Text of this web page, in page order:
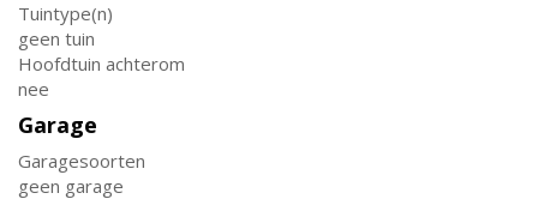
Tuintype(n)
geen tuin
Hoofdtuin achterom
nee
Garage
Garagesoorten
geen garage